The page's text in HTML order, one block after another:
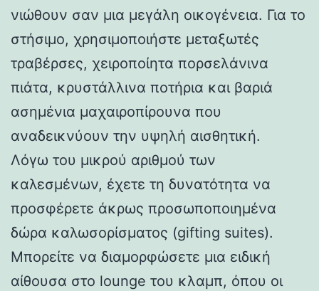
νιώθουν σαν μια μεγάλη οικογένεια. Για το
στήσιμο, χρησιμοποιήστε μεταξωτές
τραβέρσες, χειροποίητα πορσελάνινα
πιάτα, κρυστάλλινα ποτήρια και βαριά
ασημένια μαχαιροπίρουνα που
αναδεικνύουν την υψηλή αισθητική.
Λόγω του μικρού αριθμού των
καλεσμένων, έχετε τη δυνατότητα να
προσφέρετε άκρως προσωποποιημένα
δώρα καλωσορίσματος (gifting suites).
Μπορείτε να διαμορφώσετε μια ειδική
αίθουσα στο lounge του κλαμπ, όπου οι